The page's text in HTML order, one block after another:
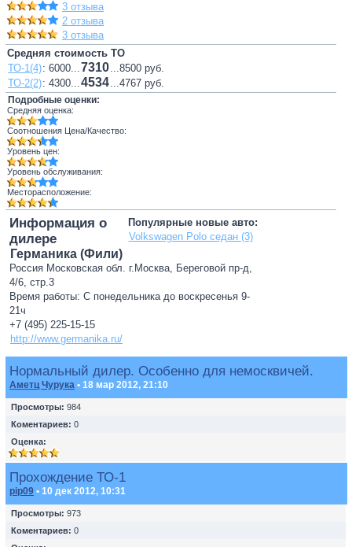
3 отзыва
2 отзыва
3 отзыва
Средняя стоимость ТО
ТО-1(4): 6000...7310...8500 руб.
ТО-2(2): 4300...4534...4767 руб.
Подробные оценки:
Средняя оценка:
Соотношения Цена/Качество:
Уровень цен:
Уровень обслуживания:
Месторасположение:
Популярные новые авто:
Volkswagen Polo седан (3)
Информация о
дилере
Германика (Фили)
Россия Московская обл. г.Москва, Береговой пр-д,
4/6, стр.3
Время работы: С понедельника до воскресенья 9-
21ч
+7 (495) 225-15-15
http://www.germanika.ru/
Нормальный дилер. Особенно для немосквичей.
Аметц Чурука • 18 мар 2012, 21:10
Просмотры: 984
Коментариев: 0
Оценка:
Прохождение ТО-1
pip09 • 10 дек 2012, 10:31
Просмотры: 973
Коментариев: 0